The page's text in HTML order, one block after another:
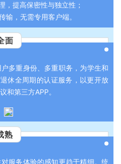
，提高保密性与独立性；
输，无需专用客户端。
面
多重身份、多重职务，为学生和
休全周期的认证服务，以更开放
和第三方APP。
熟
服务体验的感知更趋于精细。统